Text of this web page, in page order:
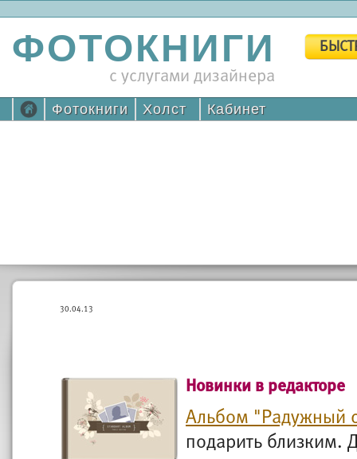
ФОТОКНИГИ
с услугами дизайнера
Фотокниги Холст Кабинет
30.04.13
Новинки в редакторе
Альбом "Радужный
подарить близким.